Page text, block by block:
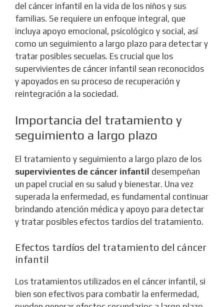
del cáncer infantil en la vida de los niños y sus
familias. Se requiere un enfoque integral, que
incluya apoyo emocional, psicológico y social, así
como un seguimiento a largo plazo para detectar y
tratar posibles secuelas. Es crucial que los
supervivientes de cáncer infantil sean reconocidos
y apoyados en su proceso de recuperación y
reintegración a la sociedad.
Importancia del tratamiento y
seguimiento a largo plazo
El tratamiento y seguimiento a largo plazo de los
supervivientes de cáncer infantil desempeñan
un papel crucial en su salud y bienestar. Una vez
superada la enfermedad, es fundamental continuar
brindando atención médica y apoyo para detectar
y tratar posibles efectos tardíos del tratamiento.
Efectos tardíos del tratamiento del cáncer
infantil
Los tratamientos utilizados en el cáncer infantil, si
bien son efectivos para combatir la enfermedad,